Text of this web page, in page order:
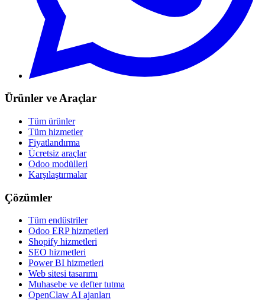
Ürünler ve Araçlar
Tüm ürünler
Tüm hizmetler
Fiyatlandırma
Ücretsiz araçlar
Odoo modülleri
Karşılaştırmalar
Çözümler
Tüm endüstriler
Odoo ERP hizmetleri
Shopify hizmetleri
SEO hizmetleri
Power BI hizmetleri
Web sitesi tasarımı
Muhasebe ve defter tutma
OpenClaw AI ajanları